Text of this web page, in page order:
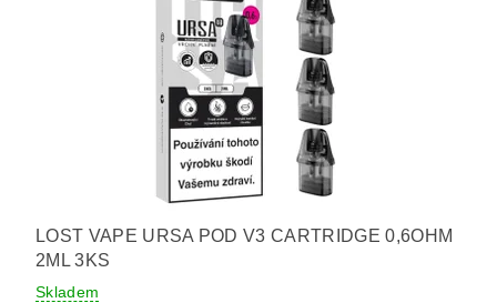
LOST VAPE URSA POD V3 CARTRIDGE 0,6OHM
2ML 3KS
Skladem